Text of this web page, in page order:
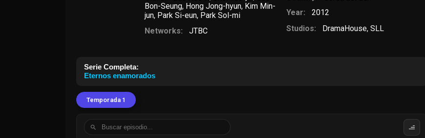
Bon-Seung, Hong Jong-hyun, Kim Min-
jun, Park Si-eun, Park Sol-mi
Networks:
JTBC
Year:
2012
Studios:
DramaHouse,SLL
Serie Completa:
Eternos enamorados
Temporada 1